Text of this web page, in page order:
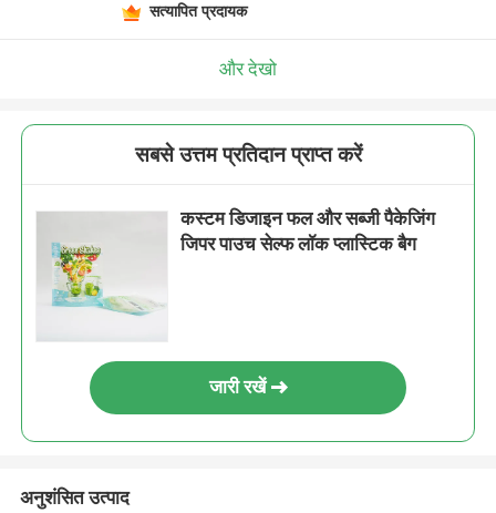
सत्यापित प्रदायक
और देखो
सबसे उत्तम प्रतिदान प्राप्त करें
कस्टम डिजाइन फल और सब्जी पैकेजिंग
जिपर पाउच सेल्फ लॉक प्लास्टिक बैग
जारी रखें
अनुशंसित उत्पाद